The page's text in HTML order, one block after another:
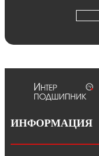
ИНФОРМАЦИЯ